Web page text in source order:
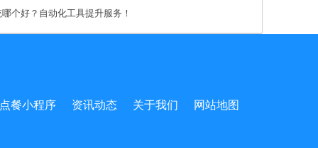
个好？自动化工具提升服务！
点餐小程序 资讯动态 关于我们 网站地图